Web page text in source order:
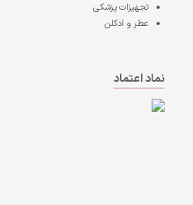
تجهیزات پزشکی
عطر و ادکلن
نماد اعتماد